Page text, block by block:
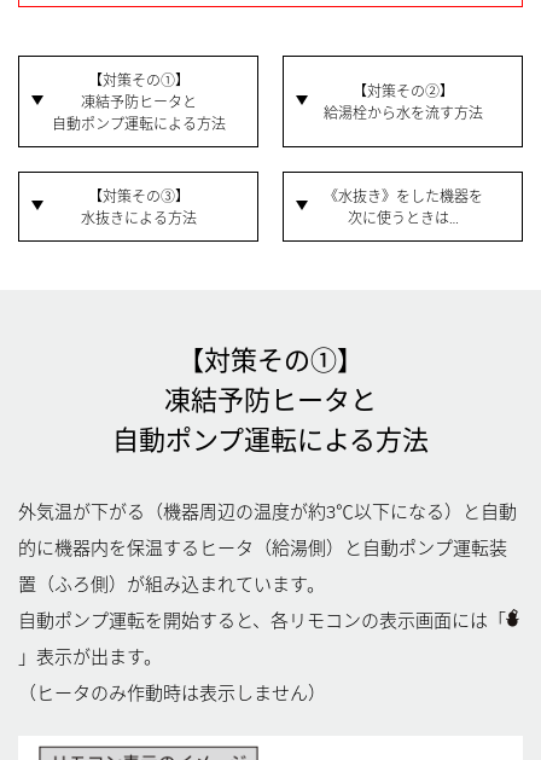
【対策その①】
凍結予防ヒータと
自動ポンプ運転による方法
【対策その②】
給湯栓から水を流す方法
【対策その③】
水抜きによる方法
《水抜き》をした機器を
次に使うときは…
【対策その①】
凍結予防ヒータと
自動ポンプ運転による方法
外気温が下がる（機器周辺の温度が約3℃以下になる）と自動
的に機器内を保温するヒータ（給湯側）と自動ポンプ運転装
置（ふろ側）が組み込まれています。
自動ポンプ運転を開始すると、各リモコンの表示画面には「
」表示が出ます。
（ヒータのみ作動時は表示しません）